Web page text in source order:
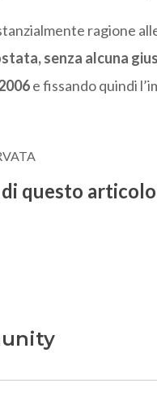
ragione
senza alcuna
e fissando quindi
questo articolo